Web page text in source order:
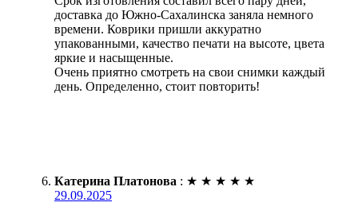
доставка до Южно-Сахалинска заняла немного
времени. Коврики пришли аккуратно
упакованными, качество печати на высоте, цвета
яркие и насыщенные.
Очень приятно смотреть на свои снимки каждый
день. Определенно, стоит повторить!
Катерина Платонова : ★ ★ ★ ★ ★
29.09.2025